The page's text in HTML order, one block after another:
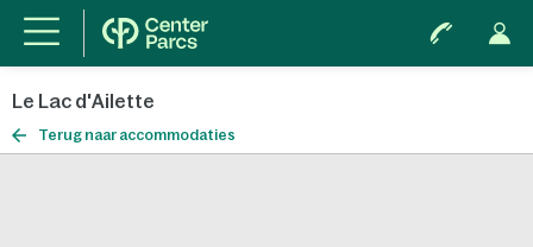
Le Lac d'Ailette
Terug naar accommodaties